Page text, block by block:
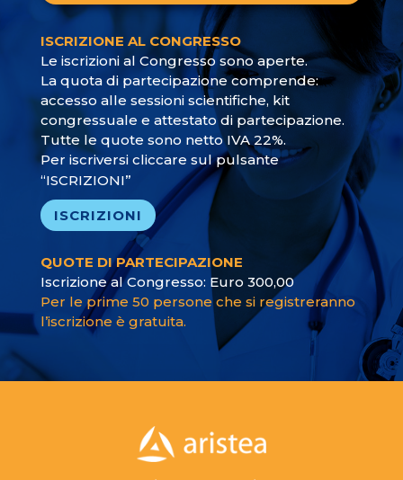
ISCRIZIONE AL CONGRESSO
Le iscrizioni al Congresso sono aperte.
La quota di partecipazione comprende:
accesso alle sessioni scientifiche, kit
congressuale e attestato di partecipazione.
Tutte le quote sono netto IVA 22%.
Per iscriversi cliccare sul pulsante
“ISCRIZIONI”
ISCRIZIONI
QUOTE DI PARTECIPAZIONE
Iscrizione al Congresso: Euro 300,00
Per le prime 50 persone che si registreranno
l’iscrizione è gratuita.